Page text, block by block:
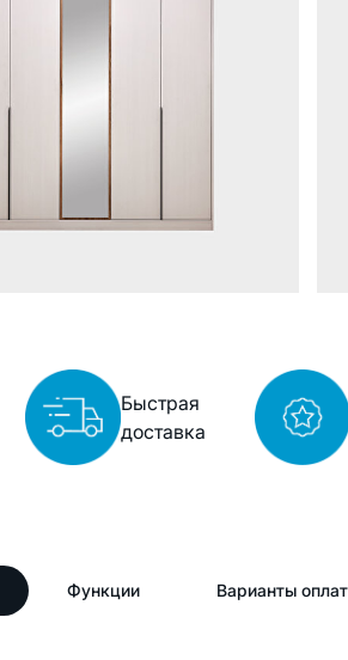
Быстрая
доставка
Функции Варианты